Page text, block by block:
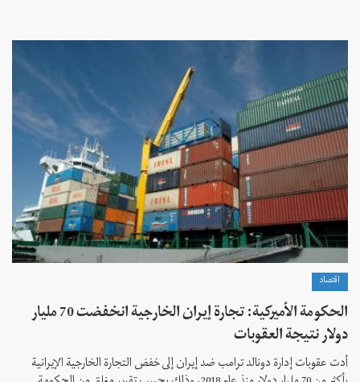
اقتصاد
الحكومة الأميركية: تجارة إيران الخارجية انخفضت 70 مليار
دولار نتيجة العقوبات
أدت عقوبات إدارة دونالد ترامب ضد إيران إلى خفض التجارة الخارجية الإيرانية